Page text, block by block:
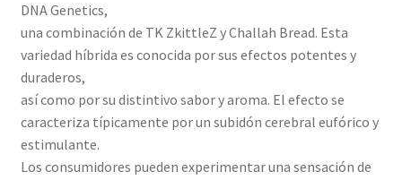
DNA Genetics,
una combinación de TK ZkittleZ y Challah Bread. Esta
variedad híbrida es conocida por sus efectos potentes y
duraderos,
así como por su distintivo sabor y aroma. El efecto se
caracteriza típicamente por un subidón cerebral eufórico y
estimulante.
Los consumidores pueden experimentar una sensación de